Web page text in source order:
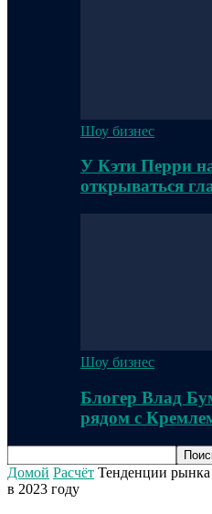
Шоу бизнес
У Кэти Перри
открываться
Шоу бизнес
Блогер Влад
рядом с
Домой Расчёт Тенденции
в 2023 году